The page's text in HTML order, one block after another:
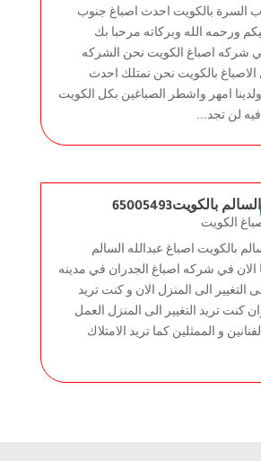
السرة بالكويت احدث اصباغ جنوب
ورحمه الله وبركاته مرحبا بك
شركه اصباغ الكويت نحن الشركه
الاصباغ بالكويت نحن نمتلك احدث
ولدينا امهر واشطر الصباغين بكل الكويت
لن تجد...
بالكويت65005493
الكويت
بالكويت اصباغ عبدالله السالم
الان في شركه اصباغ الجدران في مدينه
التغيير الى المنزل الان و كنت تريد
كنت تريد التغيير الى المنزل العمل
و الممثلين كما تريد الامتلاك